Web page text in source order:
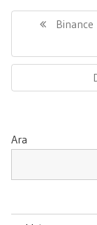
gezinmesiPrevious
Binance
Ara